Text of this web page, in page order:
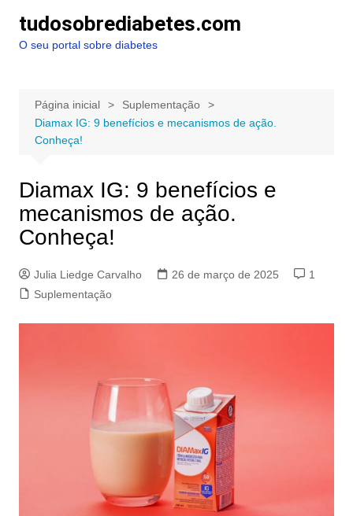
paratudosobrediabetes.com
O seu portal sobre diabetes
Página inicial
Suplementação
Diamax IG: 9 benefícios e mecanismos de ação.
Conheça!
Diamax IG: 9 benefícios e
mecanismos de ação.
Conheça!
Julia Liedge Carvalho 26 de março de 2025
1
Suplementação